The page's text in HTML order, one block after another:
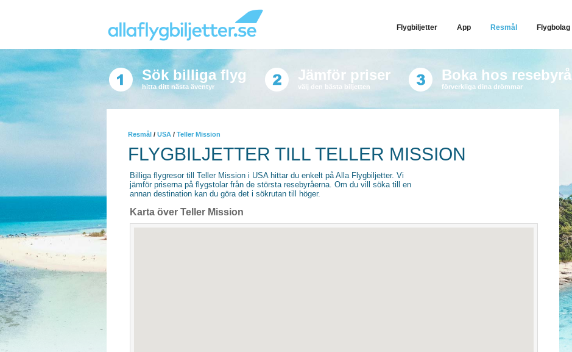
Flygbiljetter App Resmål Flygbolag
Sök billiga flyg
hitta ditt nästa äventyr
Jämför priser
välj den bästa biljetten
Boka hos resebyrå
förverkliga dina drömmar
Resmål / USA / Teller Mission
FLYGBILJETTER TILL TELLER MISSION
Billiga flygresor till Teller Mission i USA hittar du enkelt på Alla Flygbiljetter. Vi
jämför priserna på flygstolar från de största resebyråerna. Om du vill söka till en
annan destination kan du göra det i sökrutan till höger.
Karta över Teller Mission